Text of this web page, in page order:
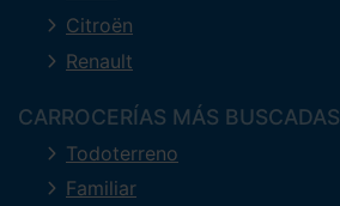
Citroën
Renault
CARROCERÍAS MÁS BUSCADAS
Todoterreno
Familiar